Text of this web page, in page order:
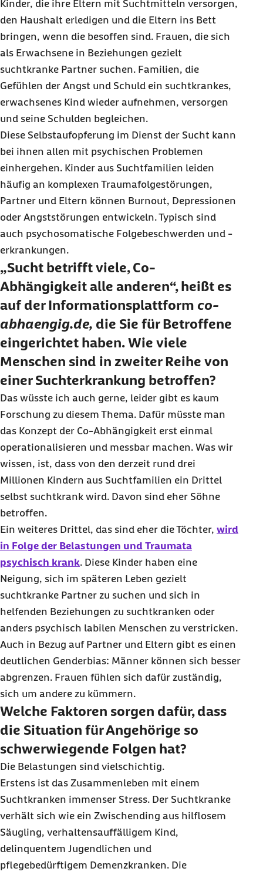
Kinder, die ihre Eltern mit Suchtmitteln versorgen,
den Haushalt erledigen und die Eltern ins Bett
bringen, wenn die besoffen sind. Frauen, die sich
als Erwachsene in Beziehungen gezielt
suchtkranke Partner suchen. Familien, die
Gefühlen der Angst und Schuld ein suchtkrankes,
erwachsenes Kind wieder aufnehmen, versorgen
und seine Schulden begleichen.
Diese Selbstaufopferung im Dienst der Sucht kann
bei ihnen allen mit psychischen Problemen
einhergehen. Kinder aus Suchtfamilien leiden
häufig an komplexen Traumafolgestörungen,
Partner und Eltern können Burnout, Depressionen
oder Angststörungen entwickeln. Typisch sind
auch psychosomatische Folgebeschwerden und -
erkrankungen.
„Sucht betrifft viele, Co-
Abhängigkeit alle anderen“, heißt es
auf der Informationsplattform co-
abhaengig.de, die Sie für Betroffene
eingerichtet haben. Wie viele
Menschen sind in zweiter Reihe von
einer Suchterkrankung betroffen?
Das wüsste ich auch gerne, leider gibt es kaum
Forschung zu diesem Thema. Dafür müsste man
das Konzept der Co-Abhängigkeit erst einmal
operationalisieren und messbar machen. Was wir
wissen, ist, dass von den derzeit rund drei
Millionen Kindern aus Suchtfamilien ein Drittel
selbst suchtkrank wird. Davon sind eher Söhne
betroffen.
Ein weiteres Drittel, das sind eher die Töchter, wird
in Folge der Belastungen und Traumata
psychisch krank. Diese Kinder haben eine
Neigung, sich im späteren Leben gezielt
suchtkranke Partner zu suchen und sich in
helfenden Beziehungen zu suchtkranken oder
anders psychisch labilen Menschen zu verstricken.
Auch in Bezug auf Partner und Eltern gibt es einen
deutlichen Genderbias: Männer können sich besser
abgrenzen. Frauen fühlen sich dafür zuständig,
sich um andere zu kümmern.
Welche Faktoren sorgen dafür, dass
die Situation für Angehörige so
schwerwiegende Folgen hat?
Die Belastungen sind vielschichtig.
Erstens ist das Zusammenleben mit einem
Suchtkranken immenser Stress. Der Suchtkranke
verhält sich wie ein Zwischending aus hilflosem
Säugling, verhaltensauffälligem Kind,
delinquentem Jugendlichen und
pflegebedürftigem Demenzkranken. Die